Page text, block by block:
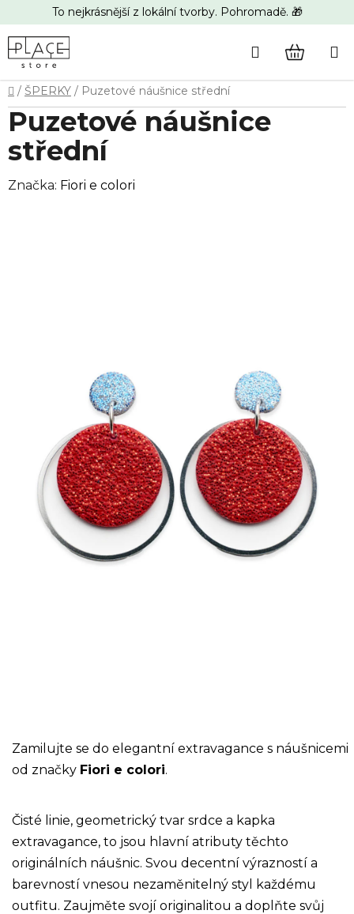
na
obsah
To nejkrásnější z lokální tvorby. Pohromadě. 🎁
Hledat
Domů
/ ŠPERKY / Puzetové náušnice střední
Zamilujte se do elegantní extravagance s náušnicemi
od značky Fiori e colori.
Čisté linie, geometrický tvar srdce a kapka
extravagance, to jsou hlavní atributy těchto
originálních náušnic. Svou decentní výrazností a
barevností vnesou nezaměnitelný styl každému
outfitu. Zaujměte svojí originalitou a doplňte svůj
Puzetové náušnice
střední
Značka: Fiori e colori